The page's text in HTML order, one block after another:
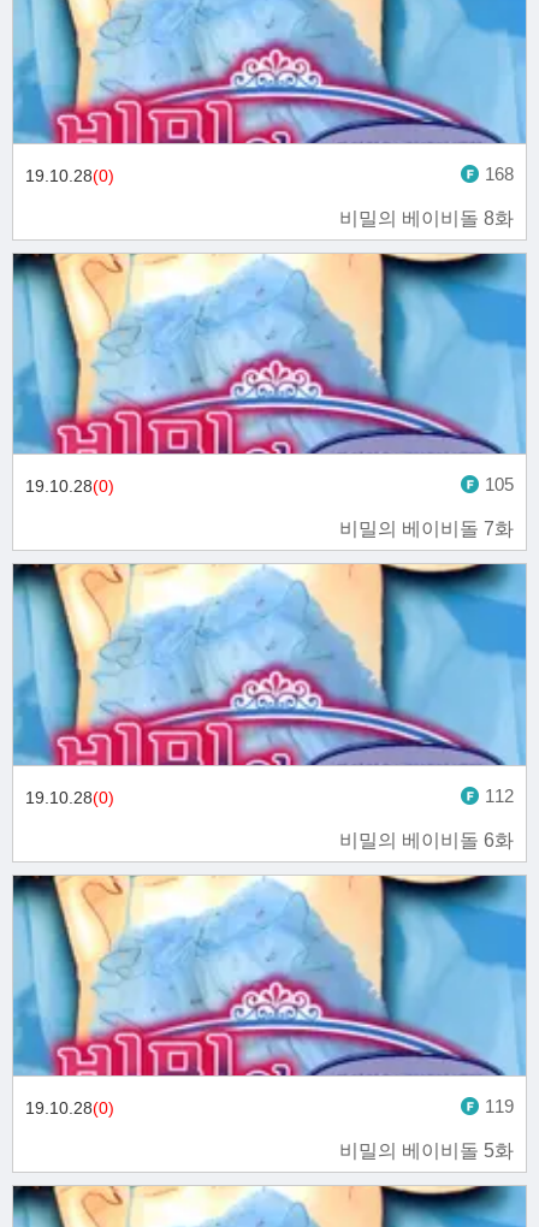
비밀의 베이비돌 8화
19.10.28(0) 168
비밀의 베이비돌 7화
19.10.28(0) 105
비밀의 베이비돌 6화
19.10.28(0) 112
비밀의 베이비돌 5화
19.10.28(0) 119